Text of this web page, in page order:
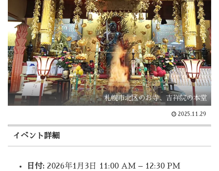
札幌市北区のお寺、吉祥院の本堂
2025.11.29
イベント詳細
日付: 2026年1月3日 11:00 AM – 12:30 PM